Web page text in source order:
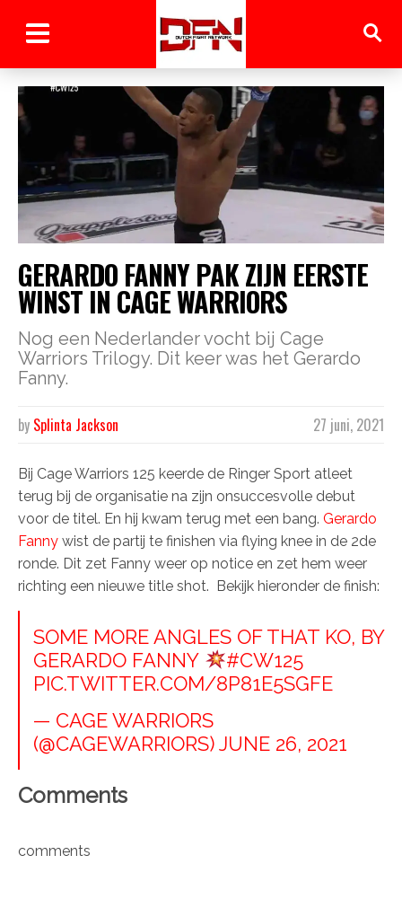
GERARDO FANNY PAK ZIJN EERSTE
WINST IN CAGE WARRIORS
Nog een Nederlander vocht bij Cage
Warriors Trilogy. Dit keer was het Gerardo
Fanny.
27 juni, 2021
by Splinta Jackson
Bij Cage Warriors 125 keerde de Ringer Sport atleet
terug bij de organisatie na zijn onsuccesvolle debut
voor de titel. En hij kwam terug met een bang. Gerardo
Fanny wist de partij te finishen via flying knee in de 2de
ronde. Dit zet Fanny weer op notice en zet hem weer
richting een nieuwe title shot. Bekijk hieronder de finish:
SOME MORE ANGLES OF THAT KO, BY
GERARDO FANNY
#CW125
PIC.TWITTER.COM/8P81E5SGFE
— CAGE WARRIORS
(@CAGEWARRIORS)JUNE 26, 2021
Comments
comments